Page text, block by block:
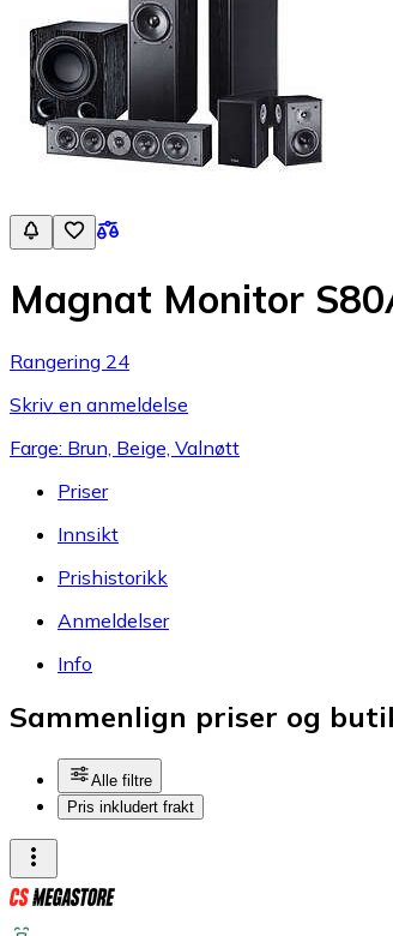
Magnat Monitor
Rangering 24
Skriv en anmeldelse
Farge: Brun, Beige, Valnøtt
Priser
Innsikt
Prishistorikk
Anmeldelser
Info
Sammenlign priser og
Alle filtre
Pris inkludert frakt